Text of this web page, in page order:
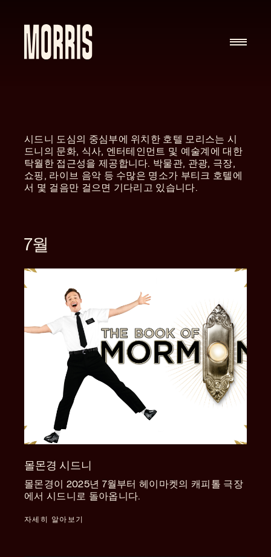
시드니 도심의 중심부에 위치한 호텔 모리스는 시
드니의 문화, 식사, 엔터테인먼트 및 예술계에 대한
탁월한 접근성을 제공합니다. 박물관, 관광, 극장,
쇼핑, 라이브 음악 등 수많은 명소가 부티크 호텔에
서 몇 걸음만 걸으면 기다리고 있습니다.
7월
몰몬경 시드니
몰몬경이 2025년 7월부터 헤이마켓의 캐피톨 극장
에서 시드니로 돌아옵니다.
자세히 알아보기